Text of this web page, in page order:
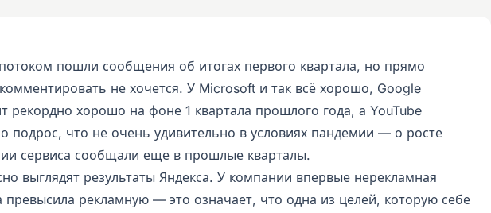
пошли сообщения об итогах первого квартала, но прямо
не хочется. У Microsoft и так всё хорошо, Google
рекордно хорошо на фоне 1 квартала прошлого года, а YouTube
подрос, что не очень удивительно в условиях пандемии — о росте
сервиса сообщали еще в прошлые кварталы.
выглядят результаты Яндекса. У компании впервые нерекламная
превысила рекламную — это означает, что одна из целей, которую себе